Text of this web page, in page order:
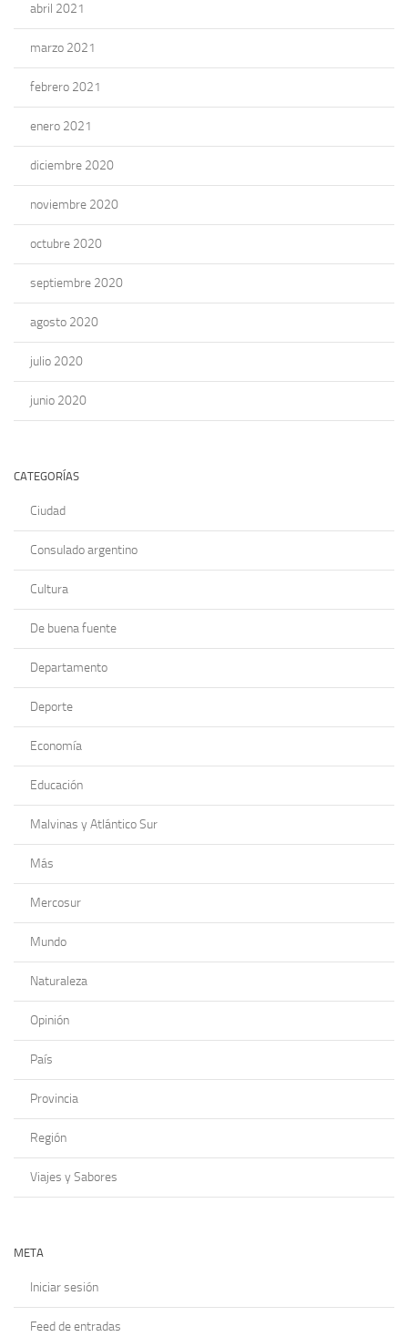
abril 2021
marzo 2021
febrero 2021
enero 2021
diciembre 2020
noviembre 2020
octubre 2020
septiembre 2020
agosto 2020
julio 2020
junio 2020
CATEGORÍAS
Ciudad
Consulado argentino
Cultura
De buena fuente
Departamento
Deporte
Economía
Educación
Malvinas y Atlántico Sur
Más
Mercosur
Mundo
Naturaleza
Opinión
País
Provincia
Región
Viajes y Sabores
META
Iniciar sesión
Feed de entradas